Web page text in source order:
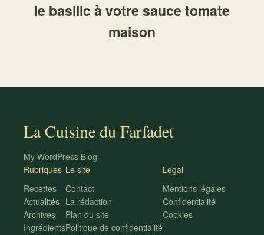
le basilic à votre sauce tomate
maison
La Cuisine du Farfadet
My WordPress Blog
Rubriques
Recettes
Actualités
Archives
Ingrédients
Le site
Contact
La rédaction
Plan du site
Politique de confidentialité
Légal
Mentions légales
Confidentialité
Cookies